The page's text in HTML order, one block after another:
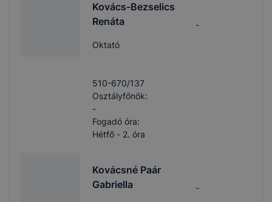
Kovács-Bezselics
Renáta
Oktató
-
510-670/137
Osztályfőnök:
-
Fogadó óra:
Hétfő - 2. óra
Kovácsné Paár
Gabriella
-